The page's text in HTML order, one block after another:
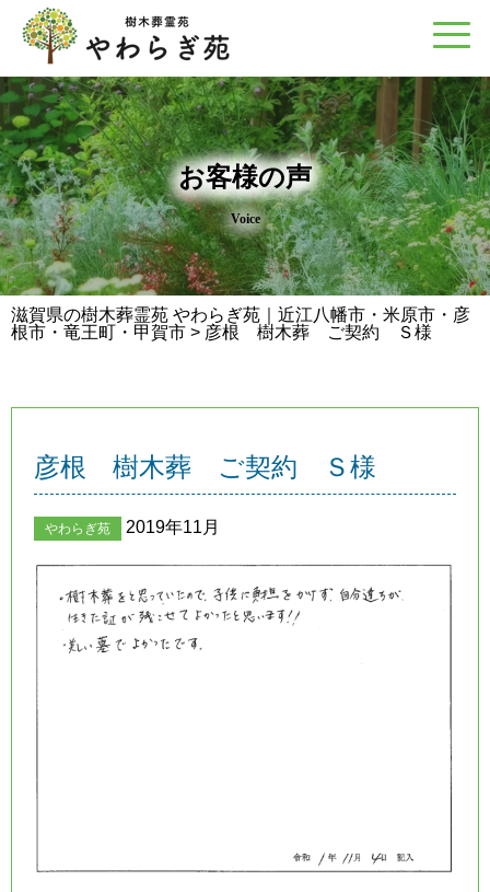
お客様の声
Voice
滋賀県の樹木葬霊苑 やわらぎ苑｜近江八幡市・米原市・彦
根市・竜王町・甲賀市 > 彦根 樹木葬 ご契約 Ｓ様
彦根 樹木葬 ご契約 Ｓ様
やわらぎ苑 2019年11月